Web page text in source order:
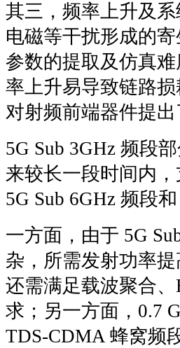
其三，频率上升及
电磁等干扰形成的
参数的提取及仿真
率上升易导致链路
对射频前端器件提
5G Sub 3GHz 频段
来较长一段时间内
5G Sub 6GHz 频段
一方面，由于 5G
杂，所需发射功率
还需满足载波聚合
求；另一方面，0.7
TDS-CDMA 蜂窝频